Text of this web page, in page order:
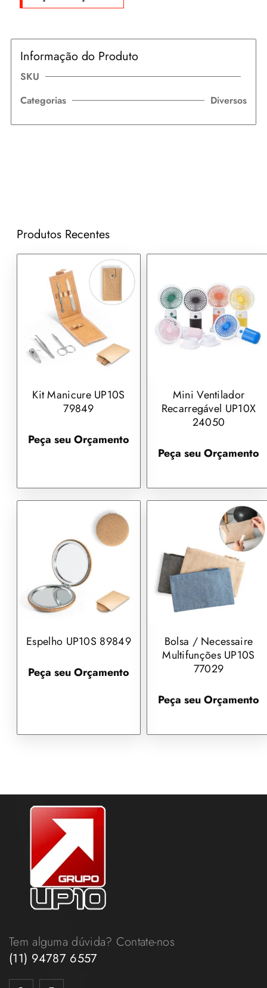
Informação do Produto
SKU
Categorias
Diversos
Produtos Recentes
Kit Manicure UP10S
79849
Peça seu Orçamento
Mini Ventilador
Recarregável UP10X
24050
Peça seu Orçamento
Espelho UP10S 89849
Peça seu Orçamento
Bolsa / Necessaire
Multifunções UP10S
77029
Peça seu Orçamento
Tem alguma dúvida? Contate-nos
(11) 94787 6557